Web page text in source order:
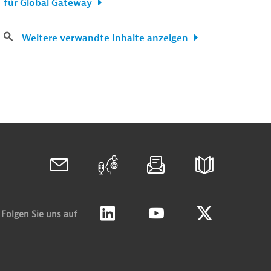
für Global Gateway
Weitere verwandte Inhalte anzeigen
Folgen Sie uns auf